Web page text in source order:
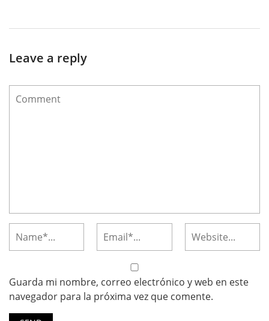
Leave a reply
Guarda mi nombre, correo electrónico y web en este
navegador para la próxima vez que comente.